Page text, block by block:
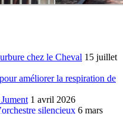
chez le Cheval 15 juillet
améliorer la respiration de
1 avril 2026
silencieux 6 mars